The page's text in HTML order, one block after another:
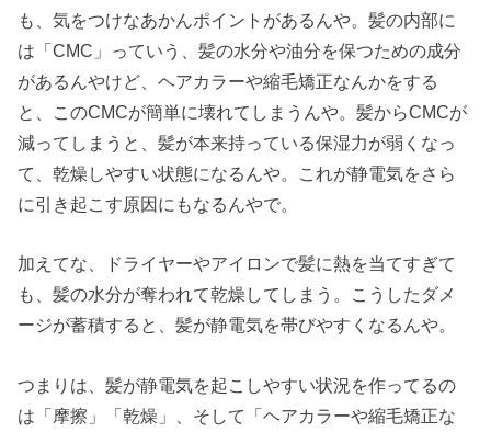
も、気をつけなあかんポイントがあるんや。髪の内部に
は「CMC」っていう、髪の水分や油分を保つための成分
があるんやけど、ヘアカラーや縮毛矯正なんかをする
と、このCMCが簡単に壊れてしまうんや。髪からCMCが
減ってしまうと、髪が本来持っている保湿力が弱くなっ
て、乾燥しやすい状態になるんや。これが静電気をさら
に引き起こす原因にもなるんやで。
加えてな、ドライヤーやアイロンで髪に熱を当てすぎて
も、髪の水分が奪われて乾燥してしまう。こうしたダメ
ージが蓄積すると、髪が静電気を帯びやすくなるんや。
つまりは、髪が静電気を起こしやすい状況を作ってるの
は「摩擦」「乾燥」、そして「ヘアカラーや縮毛矯正な